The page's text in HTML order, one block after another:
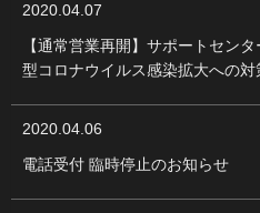
2020.04.07
【通常営業再開】サポートセン
型コロナウイルス感染拡大への対
2020.04.06
電話受付 臨時停止のお知らせ